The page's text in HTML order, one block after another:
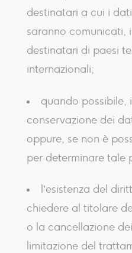
destinatari a cui i
saranno comunicati,
destinatari di paesi
internazionali;
quando possibile,
conservazione dei
oppure, se non è
per determinare tale
l’esistenza del
chiedere al titolare
o la cancellazione
limitazione del